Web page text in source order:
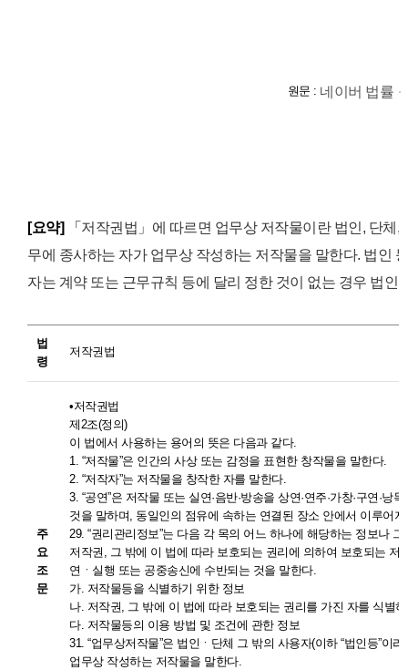
원문 : 네이버 법률
[요약] 「 저작권법」에 따르면 업무상 저작물이란 법인, 단체,
무에 종사하는 자가 업무상 작성하는 저작물을 말한다. 법인
자는 계약 또는 근무규칙 등에 달리 정한 것이 없는 경우 법인
법
령
저작권법
주
요
조
문
•저작권법
제2조(정의)
이 법에서 사용하는 용어의 뜻은 다음과 같다.
1. “저작물”은 인간의 사상 또는 감정을 표현한 창작물을 말한다.
2. “저작자”는 저작물을 창작한 자를 말한다.
3. “공연”은 저작물 또는 실연·음반·방송을 상연·연주·가창·구연·
것을 말하며, 동일인의 점유에 속하는 연결된 장소 안에서 이루어
29. “권리관리정보”는 다음 각 목의 어느 하나에 해당하는 정보나
저작권, 그 밖에 이 법에 따라 보호되는 권리에 의하여 보호되는
연ㆍ실행 또는 공중송신에 수반되는 것을 말한다.
가. 저작물등을 식별하기 위한 정보
나. 저작권, 그 밖에 이 법에 따라 보호되는 권리를 가진 자를 식별
다. 저작물등의 이용 방법 및 조건에 관한 정보
31. “업무상저작물”은 법인ㆍ단체 그 밖의 사용자(이하 “법인등”이
업무상 작성하는 저작물을 말한다.